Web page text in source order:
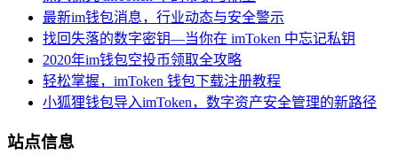
最新im钱包消息，行业动态与安全警示
找回失落的数字密钥—当你在 imToken 中忘记私钥
2020年im钱包空投币领取全攻略
轻松掌握，imToken 钱包下载注册教程
小狐狸钱包导入imToken，数字资产安全管理的新路径
站点信息